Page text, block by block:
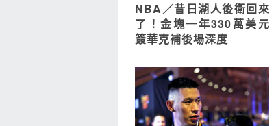
NBA／昔日湖人後衛回來
了！金塊一年330萬美元
簽華克補後場深度